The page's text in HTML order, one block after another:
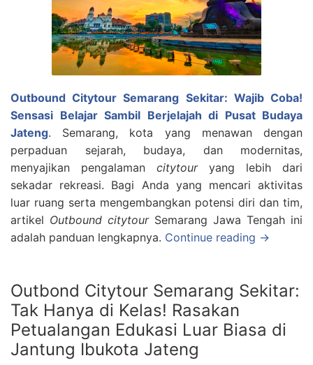
Outbound Citytour Semarang Sekitar: Wajib Coba!
Sensasi Belajar Sambil Berjelajah di Pusat Budaya
Jateng. Semarang, kota yang menawan dengan
perpaduan sejarah, budaya, dan modernitas,
menyajikan pengalaman citytouryang lebih dari
sekadar rekreasi. Bagi Anda yang mencari aktivitas
luar ruang serta mengembangkan potensi diri dan tim,
artikel Outbound citytourSemarang Jawa Tengah ini
adalah panduan lengkapnya. Continue reading →
Outbond Citytour Semarang Sekitar:
Tak Hanya di Kelas! Rasakan
Petualangan Edukasi Luar Biasa di
Jantung Ibukota Jateng